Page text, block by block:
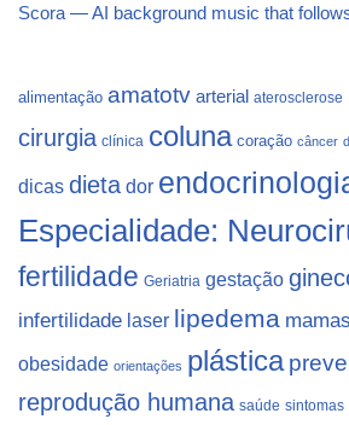
Scora — AI background music that
alimentação amatotv arterial aterosclerose
cirurgia clínica coluna coração câncer
dicas dieta dor
Especialidade:
fertilidade Geriatria gestação
infertilidade laser lipedema mamas
obesidade orientações plástica
reprodução humana saúde sintomas